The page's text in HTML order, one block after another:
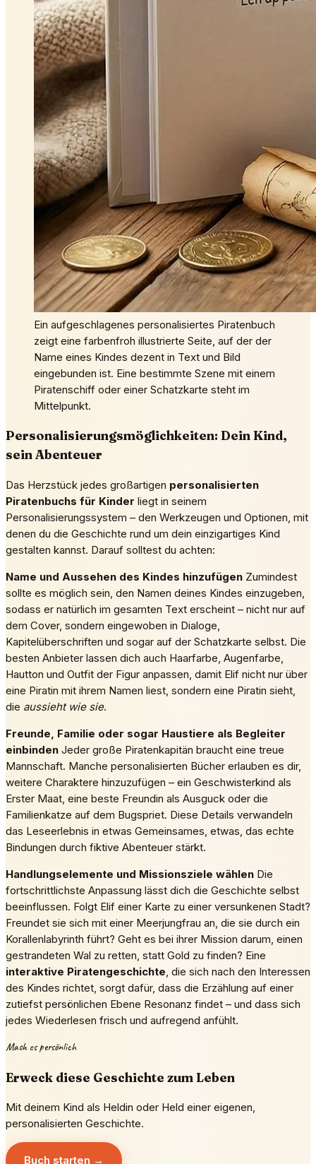
Ein aufgeschlagenes personalisiertes Piratenbuch
zeigt eine farbenfroh illustrierte Seite, auf der der
Name eines Kindes dezent in Text und Bild
eingebunden ist. Eine bestimmte Szene mit einem
Piratenschiff oder einer Schatzkarte steht im
Mittelpunkt.
Personalisierungsmöglichkeiten: Dein Kind,
sein Abenteuer
Das Herzstück jedes großartigen personalisierten
Piratenbuchs für Kinder liegt in seinem
Personalisierungssystem – den Werkzeugen und Optionen, mit
denen du die Geschichte rund um dein einzigartiges Kind
gestalten kannst. Darauf solltest du achten:
Name und Aussehen des Kindes hinzufügen Zumindest
sollte es möglich sein, den Namen deines Kindes einzugeben,
sodass er natürlich im gesamten Text erscheint – nicht nur auf
dem Cover, sondern eingewoben in Dialoge,
Kapitelüberschriften und sogar auf der Schatzkarte selbst. Die
besten Anbieter lassen dich auch Haarfarbe, Augenfarbe,
Hautton und Outfit der Figur anpassen, damit Elif nicht nur über
eine Piratin mit ihrem Namen liest, sondern eine Piratin sieht,
die aussieht wie sie.
Freunde, Familie oder sogar Haustiere als Begleiter
einbinden Jeder große Piratenkapitän braucht eine treue
Mannschaft. Manche personalisierten Bücher erlauben es dir,
weitere Charaktere hinzuzufügen – ein Geschwisterkind als
Erster Maat, eine beste Freundin als Ausguck oder die
Familienkatze auf dem Bugspriet. Diese Details verwandeln
das Leseerlebnis in etwas Gemeinsames, etwas, das echte
Bindungen durch fiktive Abenteuer stärkt.
Handlungselemente und Missionsziele wählen Die
fortschrittlichste Anpassung lässt dich die Geschichte selbst
beeinflussen. Folgt Elif einer Karte zu einer versunkenen Stadt?
Freundet sie sich mit einer Meerjungfrau an, die sie durch ein
Korallenlabyrinth führt? Geht es bei ihrer Mission darum, einen
gestrandeten Wal zu retten, statt Gold zu finden? Eine
interaktive Piratengeschichte, die sich nach den Interessen
des Kindes richtet, sorgt dafür, dass die Erzählung auf einer
zutiefst persönlichen Ebene Resonanz findet – und dass sich
jedes Wiederlesen frisch und aufregend anfühlt.
Mach es persönlich
Erweck diese Geschichte zum Leben
Mit deinem Kind als Heldin oder Held einer eigenen,
personalisierten Geschichte.
Buch starten →